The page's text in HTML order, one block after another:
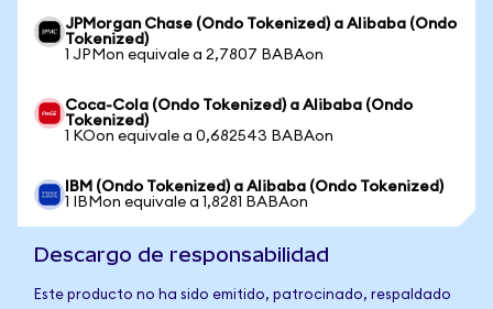
JPMorgan Chase (Ondo Tokenized) a Alibaba (Ondo
Tokenized)
1 JPMon equivale a 2,7807 BABAon
Coca-Cola (Ondo Tokenized) a Alibaba (Ondo
Tokenized)
1 KOon equivale a 0,682543 BABAon
IBM (Ondo Tokenized) a Alibaba (Ondo Tokenized)
1 IBMon equivale a 1,8281 BABAon
Descargo de responsabilidad
Este producto no ha sido emitido, patrocinado, respaldado